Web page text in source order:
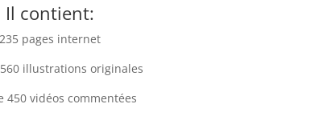
Il contient:
235 pages internet
illustrations originales
450 vidéos commentées